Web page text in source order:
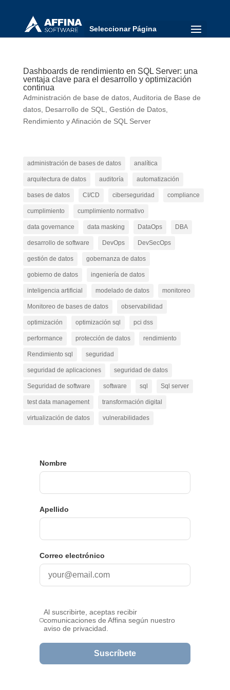
Seleccionar Página
Dashboards de rendimiento en SQL Server: una
ventaja clave para el desarrollo y optimización
continua
Administración de base de datos, Auditoria de Base de
datos, Desarrollo de SQL Gestión de Datos,
Rendimiento y Afinación de SQL Server
administración de bases de datos analítica
arquitectura de datos auditoría automatización
bases de datos CI/CD ciberseguridad compliance
cumplimiento cumplimiento normativo
data governance data masking DataOps DBA
desarrollo de software DevOps DevSecOps
gestión de datos gobernanza de datos
gobierno de datos ingeniería de datos
inteligencia artificial modelado de datos monitoreo
Monitoreo de bases de datos observabilidad
optimización optimización sql pci dss
performance protección de datos rendimiento
Rendimiento sql seguridad
seguridad de aplicaciones seguridad de datos
Seguridad de software software sql Sql server
test data management transformación digital
virtualización de datos vulnerabilidades